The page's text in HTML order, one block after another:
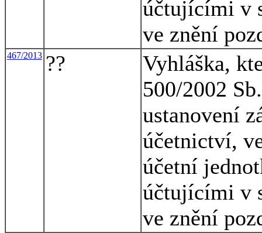
účtujícími v
ve znění
467/2013 ??
Vyhláška,
500/2002
ustanovení
účetnictví,
účetní
účtujícími v
ve znění